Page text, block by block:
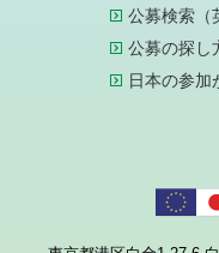
公募検索（
公募の探し
日本の参加